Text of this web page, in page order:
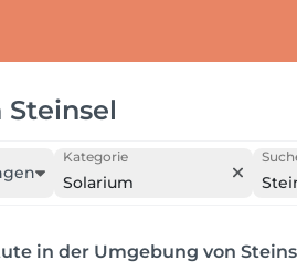
Steinsel
Kategorie
Solarium
in der Umgebung von